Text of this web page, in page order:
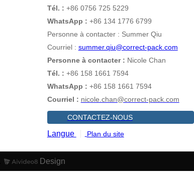
Tél. : +86 0756 725 5229
WhatsApp : +86 134 1776 6799
Personne à contacter : Summer Qiu
Courriel : summer.qiu@correct-pack.com
Personne à contacter : Nicole Chan
Tél. : +86 158 1661 7594
WhatsApp : +86 158 1661 7594
Courriel : nicole.chan@correct-pack.com
CONTACTEZ-NOUS
Langue Plan du site
Design